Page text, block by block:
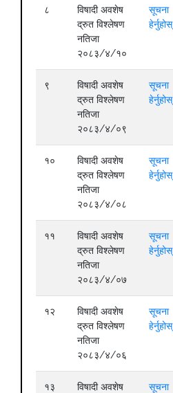
८
विषादी अवशेष
द्रुत विश्लेषण
नतिजा
२०८३/४/१०
सूचना
हेर्नुहोस्
९
विषादी अवशेष
द्रुत विश्लेषण
नतिजा
२०८३/४/०९
सूचना
हेर्नुहोस्
१०
विषादी अवशेष
द्रुत विश्लेषण
नतिजा
२०८३/४/०८
सूचना
हेर्नुहोस्
११
विषादी अवशेष
द्रुत विश्लेषण
नतिजा
२०८३/४/०७
सूचना
हेर्नुहोस्
१२
विषादी अवशेष
द्रुत विश्लेषण
नतिजा
२०८३/४/०६
सूचना
हेर्नुहोस्
१३
विषादी अवशेष
सूचना